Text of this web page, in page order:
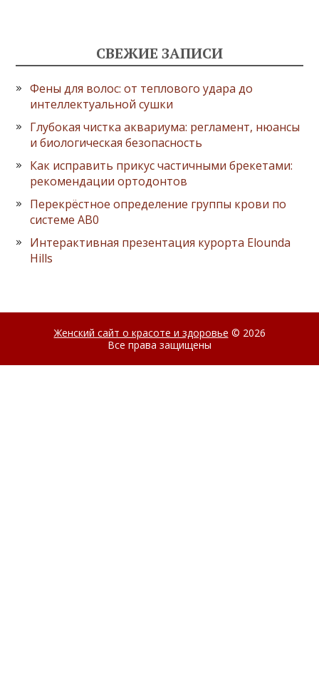
СВЕЖИЕ ЗАПИСИ
Фены для волос: от теплового удара до
интеллектуальной сушки
Глубокая чистка аквариума: регламент, нюансы
и биологическая безопасность
Как исправить прикус частичными брекетами:
рекомендации ортодонтов
Перекрёстное определение группы крови по
системе AB0
Интерактивная презентация курорта Elounda
Hills
Женский сайт о красоте и здоровье © 2026
Все права защищены